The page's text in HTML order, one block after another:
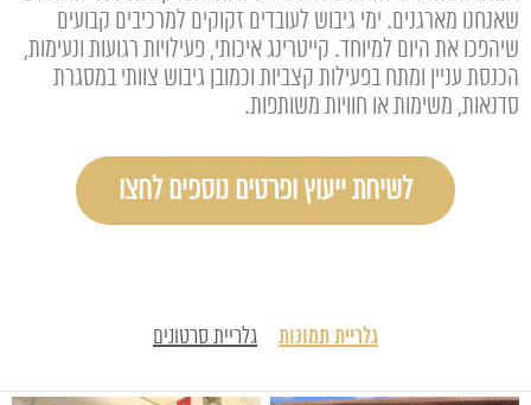
שאנחנו מארגנים. ימי גיבוש לעובדים זקוקים למרכיבים קבועים
שיהפכו את היום למיוחד. קייטרינג איכותי, פעילויות רגועות ונעימות,
הכנסת עניין ומתח בפעילות קצביות וכמובן גיבוש צוותי במסגרת
סדנאות, משימות או חוויות משותפות.
לשיחת ייעוץ ופרטים נוספים לחצו
גלריית תמונות גלריית סרטונים